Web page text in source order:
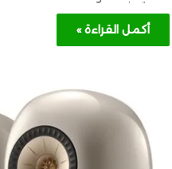
أكمل القراءة »